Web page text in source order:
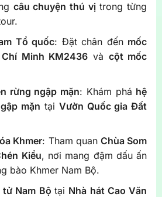
câu chuyện thú vịtrong từng
Tổ quốc: Đặt chân đến mốc
Minh KM2436 và cột mốc
rừng ngập mặn: Khám phá hệ
mặn tại Vườn Quốc gia Đất
Khmer: Tham quanChùa Som
Kiểu, nơi mang đậm dấu ấn
bào Khmer Nam Bộ.
Nam Bộ tại Nhà hát Cao Văn